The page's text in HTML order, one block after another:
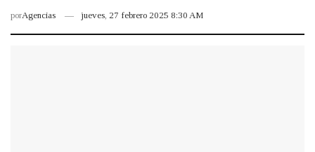
porAgencias jueves, 27 febrero 2025 8:30 AM